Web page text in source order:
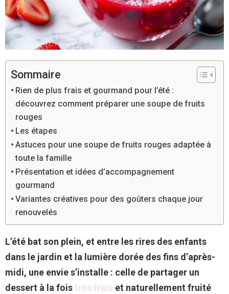
Sommaire
Rien de plus frais et gourmand pour l’été :
découvrez comment préparer une soupe de fruits
rouges
Les étapes
Astuces pour une soupe de fruits rouges adaptée à
toute la famille
Présentation et idées d’accompagnement
gourmand
Variantes créatives pour des goûters chaque jour
renouvelés
L’été bat son plein, et entre les rires des enfants
dans le jardin et la lumière dorée des fins d’après-
midi, une envie s’installe : celle de partager un
dessert à la fois très frais et naturellement fruité